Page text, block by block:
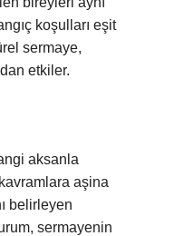
koşulları eşit
sermaye,
etkiler.
aksanla
aşina
belirleyen
sermayenin